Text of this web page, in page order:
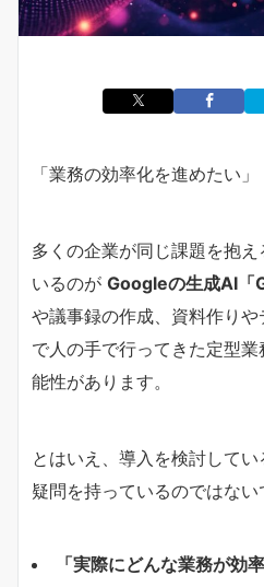
「業務の効率化を進めたい」
多くの企業が同じ課題を抱
いるのが Googleの生成AI「
や議事録の作成、資料作り
で人の手で行ってきた定型
能性があります。
とはいえ、導入を検討して
疑問を持っているのではない
「実際にどんな業務が効